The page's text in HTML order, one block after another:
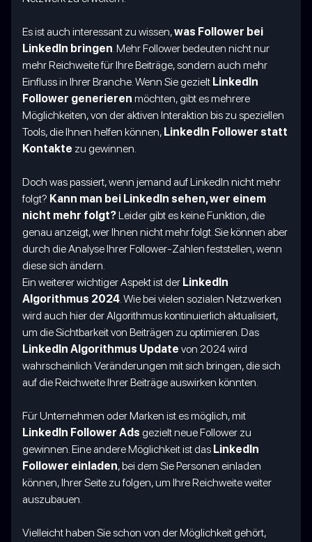
Es ist auch interessant zu wissen,was Follower bei
LinkedIn bringen. Mehr Follower bedeuten nicht nur
mehr Reichweite für Ihre Beiträge, sondern auch mehr
Einfluss in Ihrer Branche. Wenn Sie gezielt LinkedIn
Follower generieren möchten, gibt es mehrere
Möglichkeiten, von der aktiven Interaktion bis zu speziellen
Tools, die Ihnen helfen können, LinkedIn Follower statt
Kontakte zu gewinnen.
Doch was passiert, wenn jemand auf LinkedIn nicht mehr
folgt? Kann man bei LinkedIn sehen, wer einem
nicht mehr folgt?Leider gibt es keine Funktion, die
genau anzeigt, wer Ihnen nicht mehr folgt. Sie können aber
durch die Analyse Ihrer Follower-Zahlen feststellen, wenn
diese sich ändern.
Ein weiterer wichtiger Aspekt ist der LinkedIn
Algorithmus 2024. Wie bei vielen sozialen Netzwerken
wird auch hier der Algorithmus kontinuierlich aktualisiert,
um die Sichtbarkeit von Beiträgen zu optimieren. Das
LinkedIn Algorithmus Update von 2024 wird
wahrscheinlich Veränderungen mit sich bringen, die sich
auf die Reichweite Ihrer Beiträge auswirken könnten.
Für Unternehmen oder Marken ist es möglich, mit
LinkedIn Follower Ads gezielt neue Follower zu
gewinnen. Eine andere Möglichkeit ist das LinkedIn
Follower einladen, bei dem Sie Personen einladen
können, Ihrer Seite zu folgen, um Ihre Reichweite weiter
auszubauen.
Vielleicht haben Sie schon von der Möglichkeit gehört,